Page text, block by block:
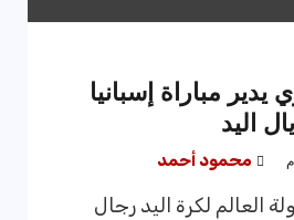
مباراة إسبانيا
اليد
محمود أحمد
العالم لكرة اليد رجال